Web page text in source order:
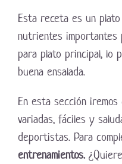
Esta receta es un
nutrientes
para plato principal, lo
buena ensalada.
En esta sección
variadas, fáciles y
deportistas. Para
entrenamientos.